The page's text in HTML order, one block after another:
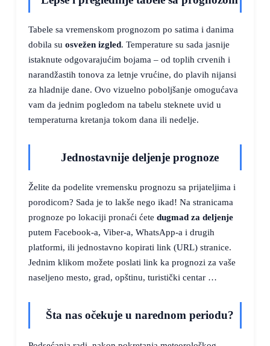
Tabele sa vremenskom prognozom po satima i danima
dobila su osvežen izgled. Temperature su sada jasnije
istaknute odgovarajućim bojama – od toplih crvenih i
narandžastih tonova za letnje vrućine, do plavih nijansi
za hladnije dane. Ovo vizuelno poboljšanje omogućava
vam da jednim pogledom na tabelu steknete uvid u
temperaturna kretanja tokom dana ili nedelje.
Jednostavnije deljenje prognoze
Želite da podelite vremensku prognozu sa prijateljima i
porodicom? Sada je to lakše nego ikad! Na stranicama
prognoze po lokaciji pronaći ćete dugmad za deljenje
putem Facebook-a, Viber-a, WhatsApp-a i drugih
platformi, ili jednostavno kopirati link (URL) stranice.
Jednim klikom možete poslati link ka prognozi za vaše
naseljeno mesto, grad, opštinu, turistički centar …
Šta nas očekuje u narednom periodu?